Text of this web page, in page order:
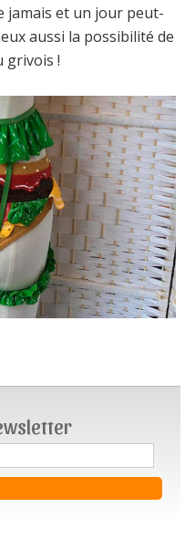
jamais et un jour peut-
aussi la possibilité de
grivois !